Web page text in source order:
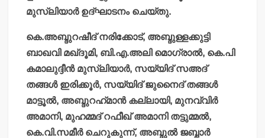
മുസ്ലിയാര്‍ ഉദ്ഘാടനം ചെയ്തു.
കെ.അബ്ദുറഷീദ് നരിക്കോട്, അബ്ദുള്ളക്കുട്ടി
ബാഖവി മഖ്ദൂമി, ബി.എ.അലി മൊഗ്രാല്‍, കെ.പി
കമാലുദ്ദീന്‍ മുസ്ലിയാര്‍, സയ്യിദ് സഅദ്
തങ്ങള്‍ ഇരിക്കൂര്‍, സയ്യിദ് ജുനൈദ് തങ്ങള്‍
മാട്ടൂല്‍, അബ്ദുറഹ്‌മാന്‍ കല്ലായി, മുനവ്വിര്‍
അമാനി, മുഹമ്മദ് റഫീഖ് അമാനി തട്ടുമ്മല്‍,
കെ.വി.സമീര്‍ ചെറുകുന്ന്, അബ്ദുല്‍ ജബ്ബാര്‍